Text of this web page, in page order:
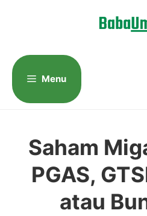
Menu
Saham
PGAS,
atau